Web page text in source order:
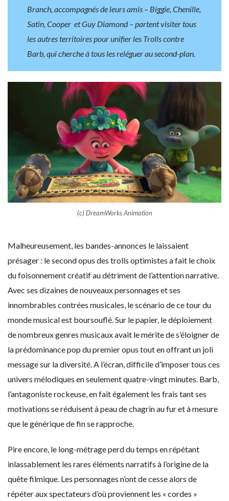
Branch, accompagnés de leurs amis – Biggie, Chenille,
Satin, Cooper et Guy Diamond – partent visiter tous
les autres territoires pour unifier les Trolls contre
Barb, qui cherche à tous les reléguer au second-plan.
(c) DreamWorks Animation
Malheureusement, les bandes-annonces le laissaient
présager : le second opus des trolls optimistes a fait le choix
du foisonnement créatif au détriment de l’attention narrative.
Avec ses dizaines de nouveaux personnages et ses
innombrables contrées musicales, le scénario de ce tour du
monde musical est boursouflé. Sur le papier, le déploiement
de nombreux genres musicaux avait le mérite de s’éloigner de
la prédominance pop du premier opus tout en offrant un joli
message sur la diversité. A l’écran, difficile d’imposer tous ces
univers mélodiques en seulement quatre-vingt minutes. Barb,
l’antagoniste rockeuse, en fait également les frais tant ses
motivations se réduisent à peau de chagrin au fur et à mesure
que le générique de fin se rapproche.
Pire encore, le long-métrage perd du temps en répétant
inlassablement les rares éléments narratifs à l’origine de la
quête filmique. Les personnages n’ont de cesse alors de
répéter aux spectateurs d’où proviennent les « cordes »